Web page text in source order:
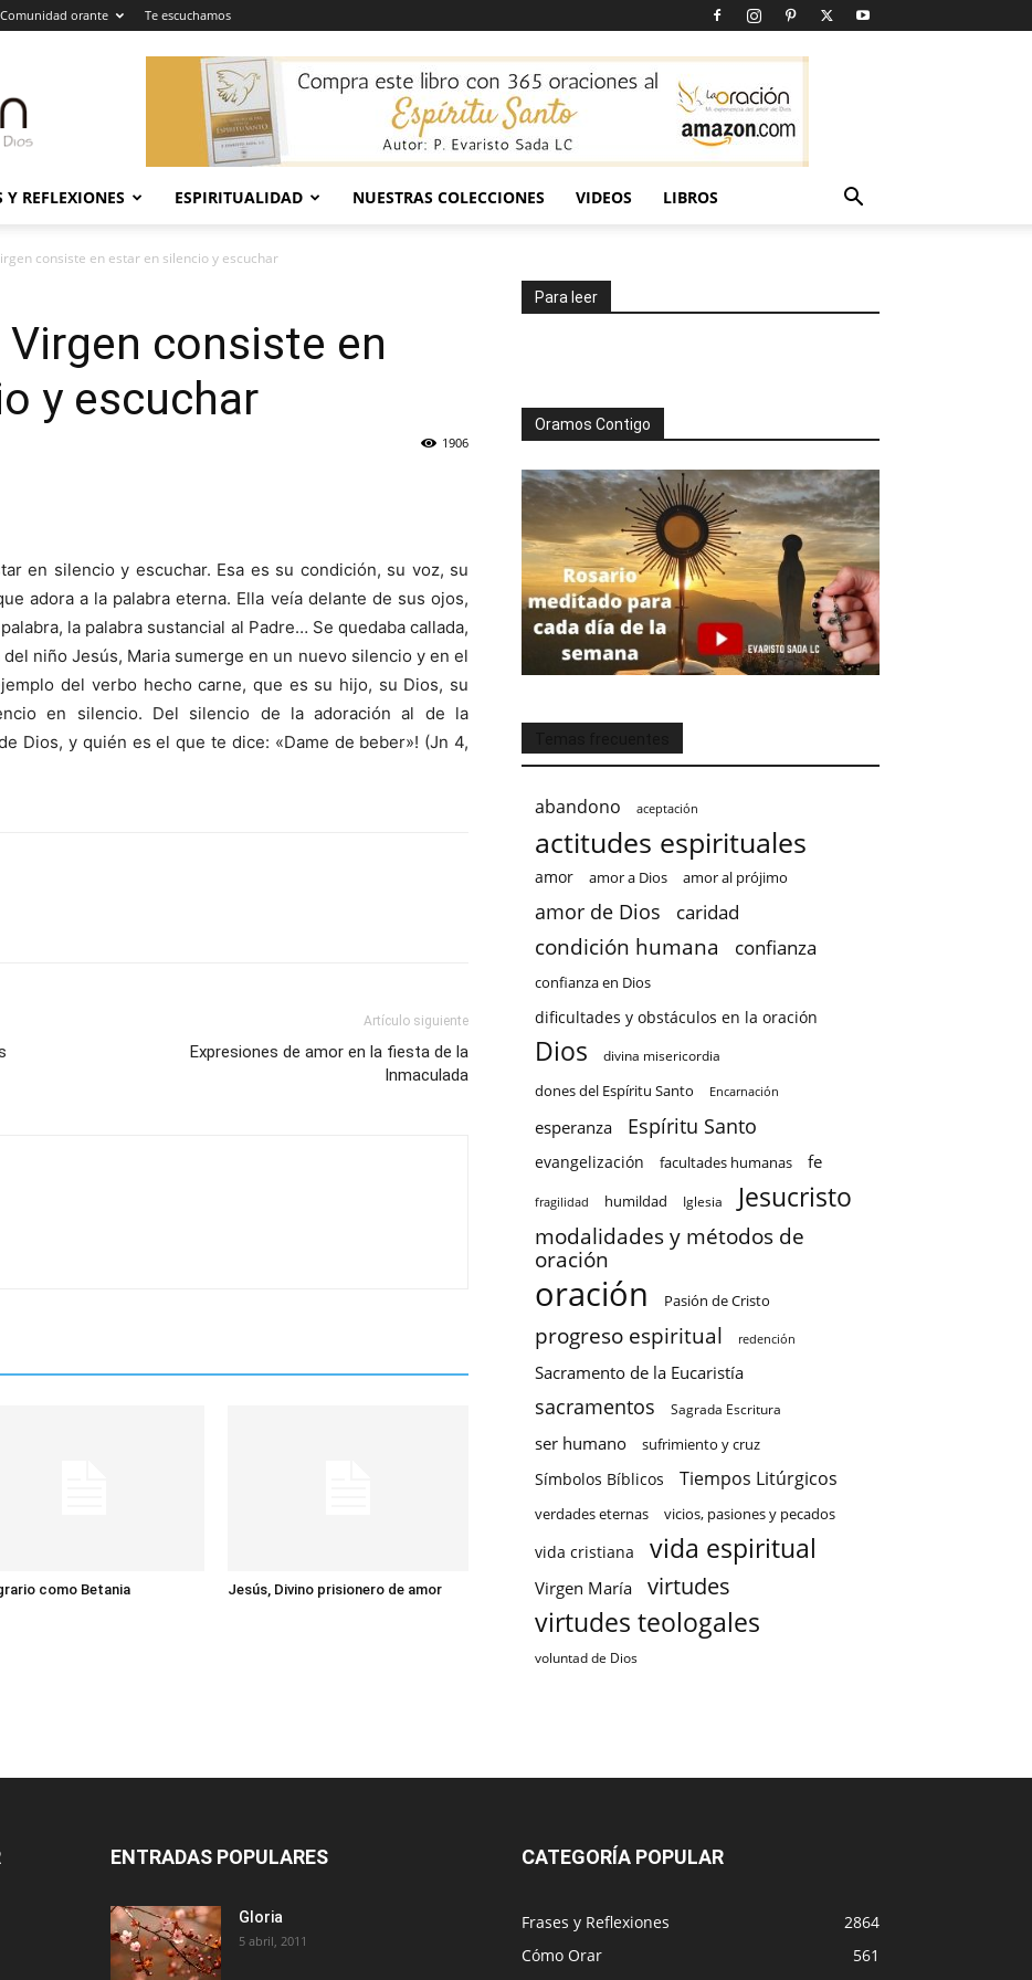
Comunidad orante Te escuchamos
Y REFLEXIONES ESPIRITUALIDAD NUESTRAS COLECCIONES VIDEOS LIBROS
consiste en estar en silencio y escuchar
consiste en
y escuchar
1906
en silencio y escuchar. Esa es su condición, su voz, su
adora a la palabra eterna. Ella veía delante de sus ojos,
la palabra sustancial al Padre… Se quedaba callada,
niño Jesús, Maria sumerge en un nuevo silencio y en el
del verbo hecho carne, que es su hijo, su Dios, su
en silencio. Del silencio de la adoración al de la
Dios, y quién es el que te dice: «Dame de beber»! (Jn 4,
Artículo siguiente
Expresiones de amor en la fiesta de la
Inmaculada
como Betania Jesús, Divino prisionero de amor
Para leer
Oramos Contigo
abandono aceptación
actitudes espirituales
amor amor a Dios amor al prójimo
amor de Dios caridad
condición humana confianza
confianza en Dios
dificultades y obstáculos en la oración
Dios divina misericordia
dones del Espíritu Santo Encarnación
esperanza Espíritu Santo
evangelización facultades humanas fe
fragilidad humildad Iglesia Jesucristo
modalidades y métodos de
oración
oración Pasión de Cristo
progreso espiritual redención
Sacramento de la Eucaristía
sacramentos Sagrada Escritura
ser humano sufrimiento y cruz
Símbolos Bíblicos Tiempos Litúrgicos
verdades eternas vicios, pasiones y pecados
vida cristiana vida espiritual
Virgen María virtudes
virtudes teologales
voluntad de Dios
ENTRADAS POPULARES
Gloria
5 abril, 2011
CATEGORÍA POPULAR
Frases y Reflexiones
2864
Cómo Orar
561